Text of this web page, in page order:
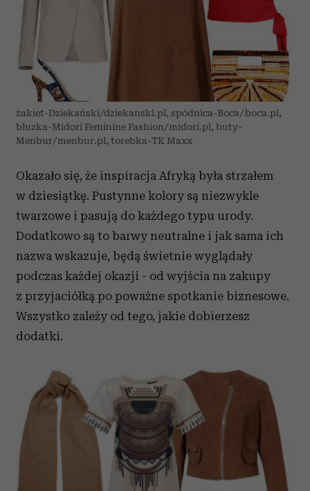
żakiet-Dziekański/dziekanski.pl, spódnica-Boca/boca.pl,
bluzka-Midori Feminine Fashion/midori.pl, buty-
Menbur/menbur.pl, torebka-TK Maxx
Okazało się, że inspiracja Afryką była strzałem
w dziesiątkę. Pustynne kolory są niezwykle
twarzowe i pasują do każdego typu urody.
Dodatkowo są to barwy neutralne i jak sama ich
nazwa wskazuje, będą świetnie wyglądały
podczas każdej okazji - od wyjścia na zakupy
z przyjaciółką po poważne spotkanie biznesowe.
Wszystko zależy od tego, jakie dobierzesz
dodatki.